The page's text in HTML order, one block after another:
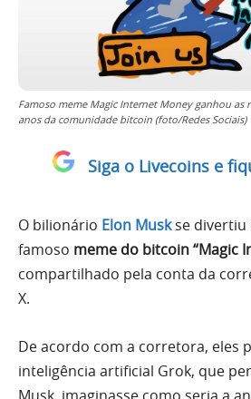
Famoso meme Magic Internet Money ganhou as
anos da comunidade bitcoin (foto/Redes Sociais)
Siga o Livecoins e
O bilionário Elon Muskse divertiu
famoso meme do bitcoin “Magic
compartilhado pela conta da
X.
De acordo com a corretora, eles
inteligência artificial Grok, que